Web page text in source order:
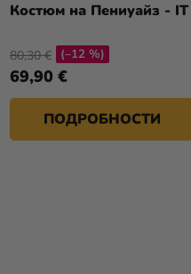
Костюм на Пениуайз - IT
69,90 €
80,30 € (–12 %)
ПОДРОБНОСТИ